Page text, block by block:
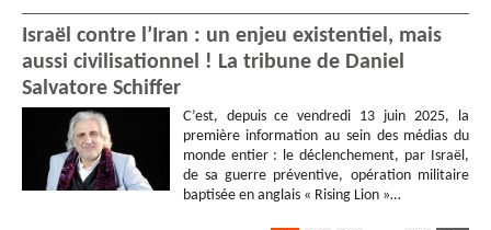
Israël contre l’Iran : un enjeu existentiel, mais
aussi civilisationnel ! La tribune de Daniel
Salvatore Schiffer
C’est, depuis ce vendredi 13 juin 2025, la
première information au sein des médias du
monde entier : le déclenchement, par Israël,
de sa guerre préventive, opération militaire
baptisée en anglais « Rising Lion »…